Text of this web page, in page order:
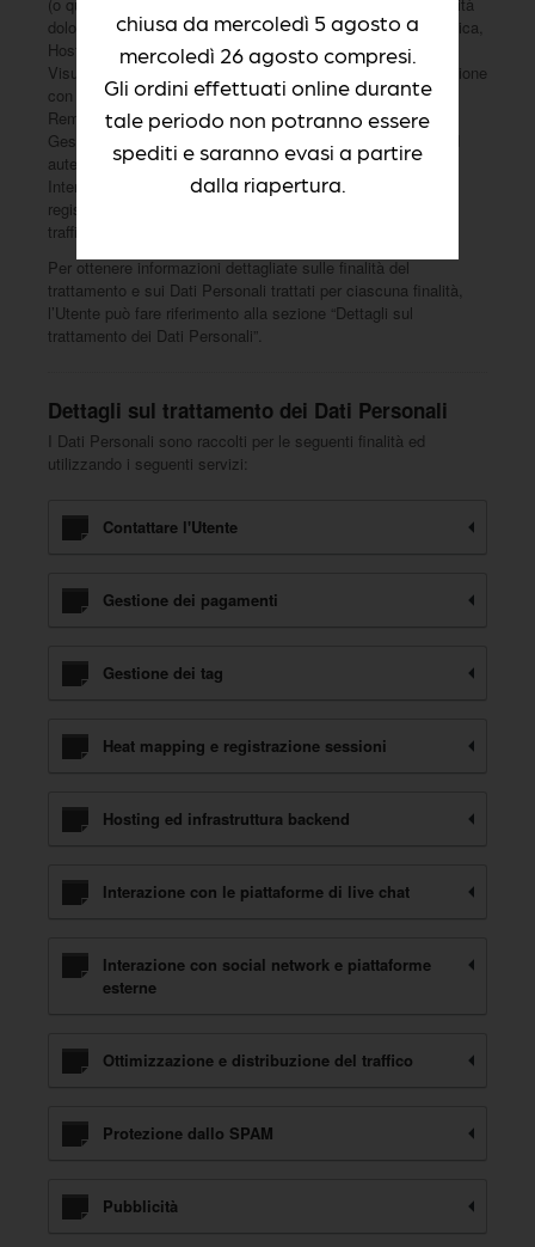
dolose o fraudolente, nonché per le seguenti finalità: Statistica,
Hosting ed infrastruttura backend, Protezione dallo SPAM,
Visualizzazione di contenuti da piattaforme esterne, Interazione
con social network e piattaforme esterne, Pubblicità,
Remarketing e behavioral targeting, Contattare l'Utente,
Gestione dei tag, Gestione dei pagamenti, Registrazione ed
autenticazione fornite direttamente da questo Sito Web,
Interazione con le piattaforme di live chat, Heat mapping e
registrazione sessioni e Ottimizzazione e distribuzione del
traffico.
Per ottenere informazioni dettagliate sulle finalità del
trattamento e sui Dati Personali trattati per ciascuna finalità,
l’Utente può fare riferimento alla sezione “Dettagli sul
trattamento dei Dati Personali”.
Dettagli sul trattamento dei Dati Personali
I Dati Personali sono raccolti per le seguenti finalità ed
utilizzando i seguenti servizi:
Contattare l'Utente
Gestione dei pagamenti
Gestione dei tag
Heat mapping e registrazione sessioni
Hosting ed infrastruttura backend
Interazione con le piattaforme di live chat
Interazione con social network e piattaforme
esterne
Ottimizzazione e distribuzione del traffico
Protezione dallo SPAM
Pubblicità
chiusa da mercoledì 5 agosto a
mercoledì 26 agosto compresi.
Gli ordini effettuati online durante
tale periodo non potranno essere
spediti e saranno evasi a partire
dalla riapertura.